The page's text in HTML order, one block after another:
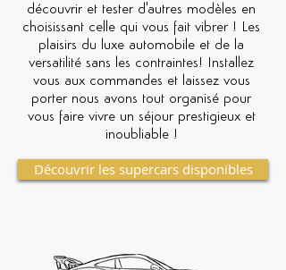
découvrir et tester d'autres modèles en
choisissant celle qui vous fait vibrer ! Les
plaisirs du luxe automobile et de la
versatilité sans les contraintes! Installez
vous aux commandes et laissez vous
porter nous avons tout organisé pour
vous faire vivre un séjour prestigieux et
inoubliable !
Découvrir les supercars disponibles